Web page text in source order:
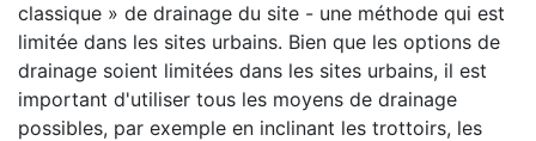
classique » de drainage du site - une méthode qui est
limitée dans les sites urbains. Bien que les options de
drainage soient limitées dans les sites urbains, il est
important d'utiliser tous les moyens de drainage
possibles, par exemple en inclinant les trottoirs, les